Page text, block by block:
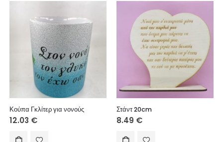
Κούπα Γκλίτερ για νονούς
12.03 €
Στάντ 20cm
8.49 €